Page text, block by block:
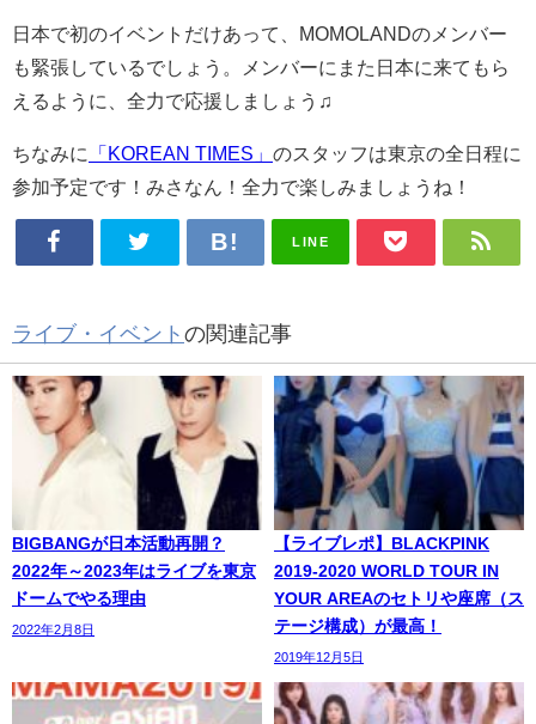
日本で初のイベントだけあって、MOMOLANDのメンバー
も緊張しているでしょう。メンバーにまた日本に来てもら
えるように、全力で応援しましょう♫
ちなみに 「KOREAN TIMES」 のスタッフは東京の全日程に
参加予定です！みさなん！全力で楽しみましょうね！
LINE
ライブ・イベント の関連記事
BIGBANGが日本活動再開？
2022年～2023年はライブを東京
ドームでやる理由
2022年2月8日
【ライブレポ】BLACKPINK
2019-2020 WORLD TOUR IN
YOUR AREAのセトリや座席（ス
テージ構成）が最高！
2019年12月5日